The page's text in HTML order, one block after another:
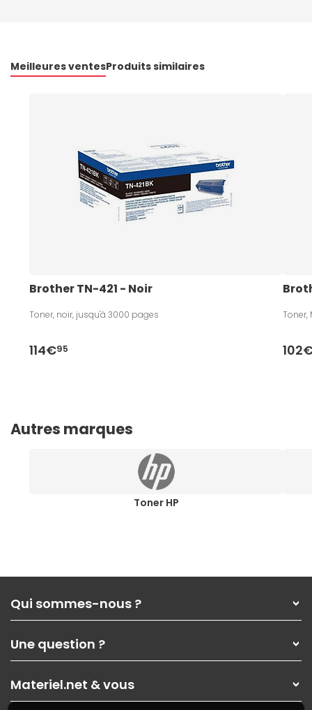
Meilleures ventesProduits similaires
Brother TN-421 - Noir
Toner, noir, jusqu'à 3000 pages
114€95
Toner,
Autres marques
Toner HP
Qui sommes-nous ?
Nos services
Les magasins Materiel.net
Nos solutions pour les pros
Contactez-nous
Une question ?
Paiement, livraison
Garanties,Pack Zen
Materiel.net & vous